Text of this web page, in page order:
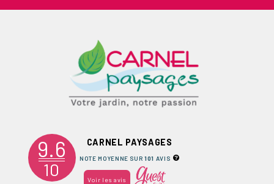
9.6
10
CARNEL PAYSAGES
NOTE MOYENNE SUR101 AVIS
Voir les avis